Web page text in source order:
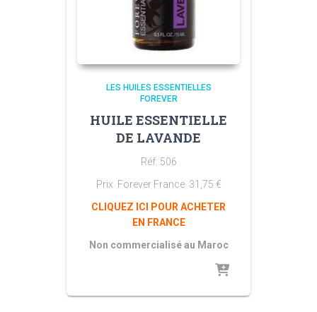
LES HUILES ESSENTIELLES
FOREVER
HUILE ESSENTIELLE
DE LAVANDE
Réf. 506
Prix Forever France 31,75 €
CLIQUEZ ICI POUR ACHETER
EN FRANCE
Non commercialisé au Maroc